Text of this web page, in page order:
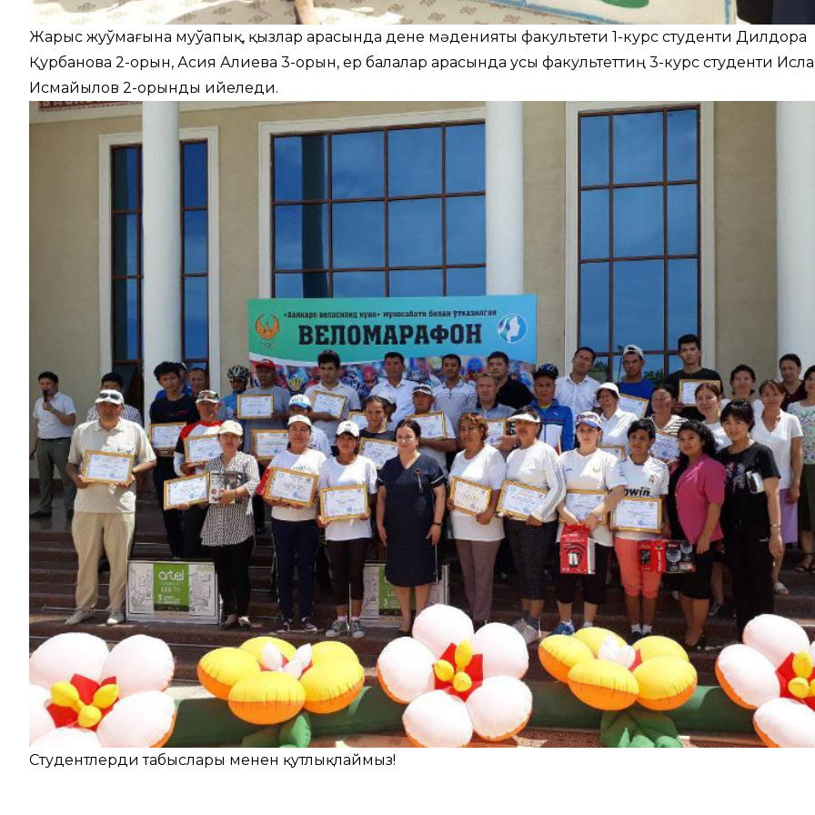
Жарыс жуўмағына муўапық, қызлар арасында дене мәденияты факультети 1-курс студенти Дилдора
Қурбанова 2-орын, Асия Алиева 3-орын, ер балалар арасында усы факультеттиң 3-курс студенти
Исмайылов 2-орынды ийеледи.
Студентлерди табыслары менен қутлықлаймыз!